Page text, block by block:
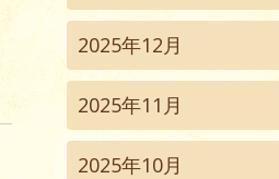
2025年12月
2025年11月
2025年10月